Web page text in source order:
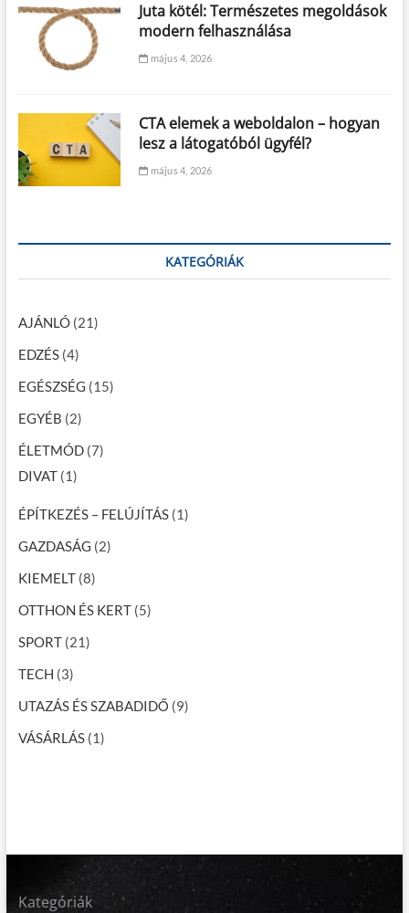
Juta kötél: Természetes megoldások
modern felhasználása
május 4, 2026
CTA elemek a weboldalon – hogyan
lesz a látogatóból ügyfél?
május 4, 2026
KATEGÓRIÁK
AJÁNLÓ(21)
EDZÉS(4)
EGÉSZSÉG (15)
EGYÉB (2)
ÉLETMÓD(7)
DIVAT(1)
ÉPÍTKEZÉS – FELÚJÍTÁS(1)
GAZDASÁG (2)
KIEMELT(8)
OTTHON ÉS KERT(5)
SPORT(21)
TECH (3)
UTAZÁS ÉS SZABADIDŐ (9)
VÁSÁRLÁS(1)
Kategóriák